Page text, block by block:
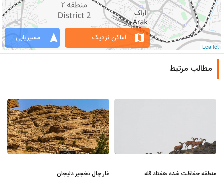
Leaflet
navigation مسیریابی map اماکن نزدیک
مطالب مرتبط
منطقه حفاظت شده هفتاد قله غار چال نخجیر دلیجان